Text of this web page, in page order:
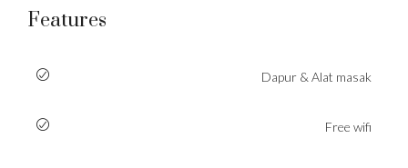
Features
Dapur & Alat masak
Free wifi